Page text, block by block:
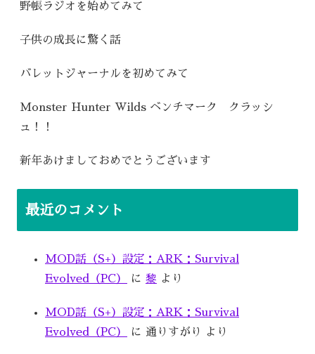
野帳ラジオを始めてみて
子供の成長に驚く話
バレットジャーナルを初めてみて
Monster Hunter Wilds ベンチマーク クラッシ
ュ！！
新年あけましておめでとうございます
最近のコメント
MOD話（S+）設定：ARK：Survival
Evolved（PC）
に 黎 より
MOD話（S+）設定：ARK：Survival
Evolved（PC）
に 通りすがり より